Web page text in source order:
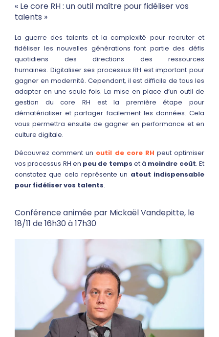
« Le core RH : un outil maître pour fidéliser vos
talents »
La guerre des talents et la complexité pour recruter et
fidéliser les nouvelles générations font partie des défis
quotidiens des directions des ressources
humaines. Digitaliser ses processus RH est important pour
gagner en modernité. Cependant, il est difficile de tous les
adapter en une seule fois. La mise en place d’un outil de
gestion du core RH est la première étape pour
dématérialiser et partager facilement les données. Cela
vous permettra ensuite de gagner en performance et en
culture digitale.
Découvrez comment un outil de core RH peut optimiser
vos processus RH en peu de temps et à moindre coût. Et
constatez que cela représente un atout indispensable
pour fidéliser vos talents.
Conférence animée par Mickaël Vandepitte, le
18/11 de 16h30 à 17h30